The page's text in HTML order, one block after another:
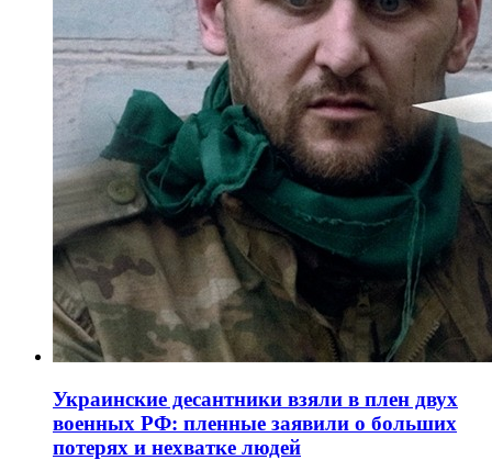
Украинские десантники взяли в плен двух
военных РФ: пленные заявили о больших
потерях и нехватке людей